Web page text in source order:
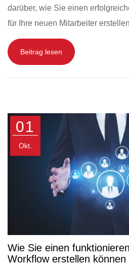
darüber, wie Sie einen
für Ihre neuen Mitarbeiter
Beitrag lesen
01
Okt.
Wie Sie einen
Workflow erstellen können